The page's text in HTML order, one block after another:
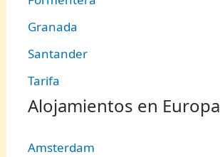
Granada
Santander
Tarifa
Alojamientos en Europa
Amsterdam